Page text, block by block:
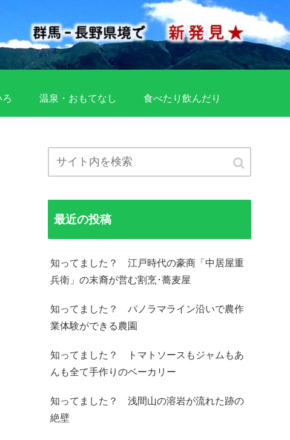
温泉・おもてなし 食べたり飲んだり
最近の投稿
知ってました？ 江戸時代の豪商「中居屋重
兵衛」の末裔が営む割烹･蕎麦屋
知ってました？ パノラマライン沿いで農作
業体験ができる農園
知ってました？ トマトソースもジャムもあ
んも全て手作りのベーカリー
知ってました？ 浅間山の溶岩が流れた跡の
絶壁